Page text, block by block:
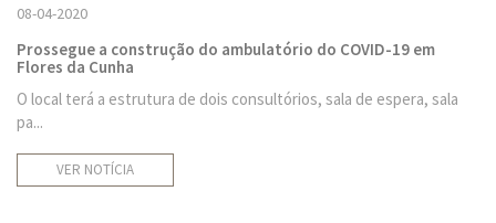
08-04-2020
Prossegue a construção do ambulatório do COVID-19 em
Flores da Cunha
O local terá a estrutura de dois consultórios, sala de espera, sala
pa...
VER NOTÍCIA